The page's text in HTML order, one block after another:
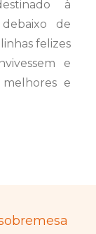
à
de
felizes
e
e